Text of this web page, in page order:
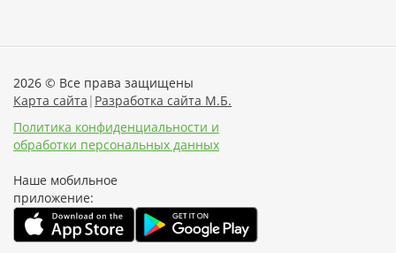
2026 © Все права защищены
Карта сайта | Разработка сайта М.Б.
Политика конфиденциальности и
обработки персональных данных
Наше мобильное
приложение: